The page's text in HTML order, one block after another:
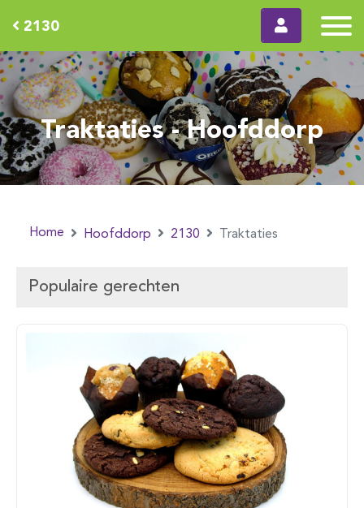
2130
Traktaties - Hoofddorp
Home Hoofddorp 2130 Traktaties
Populaire gerechten